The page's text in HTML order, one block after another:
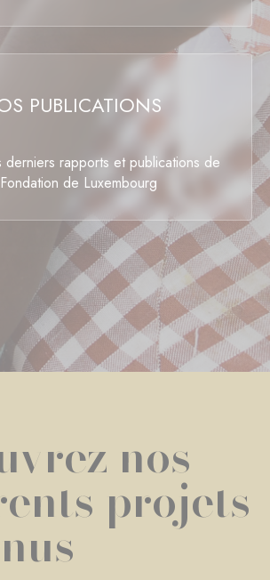
PUBLICATIONS
derniers rapports et publications de
de Luxembourg
nos
projets